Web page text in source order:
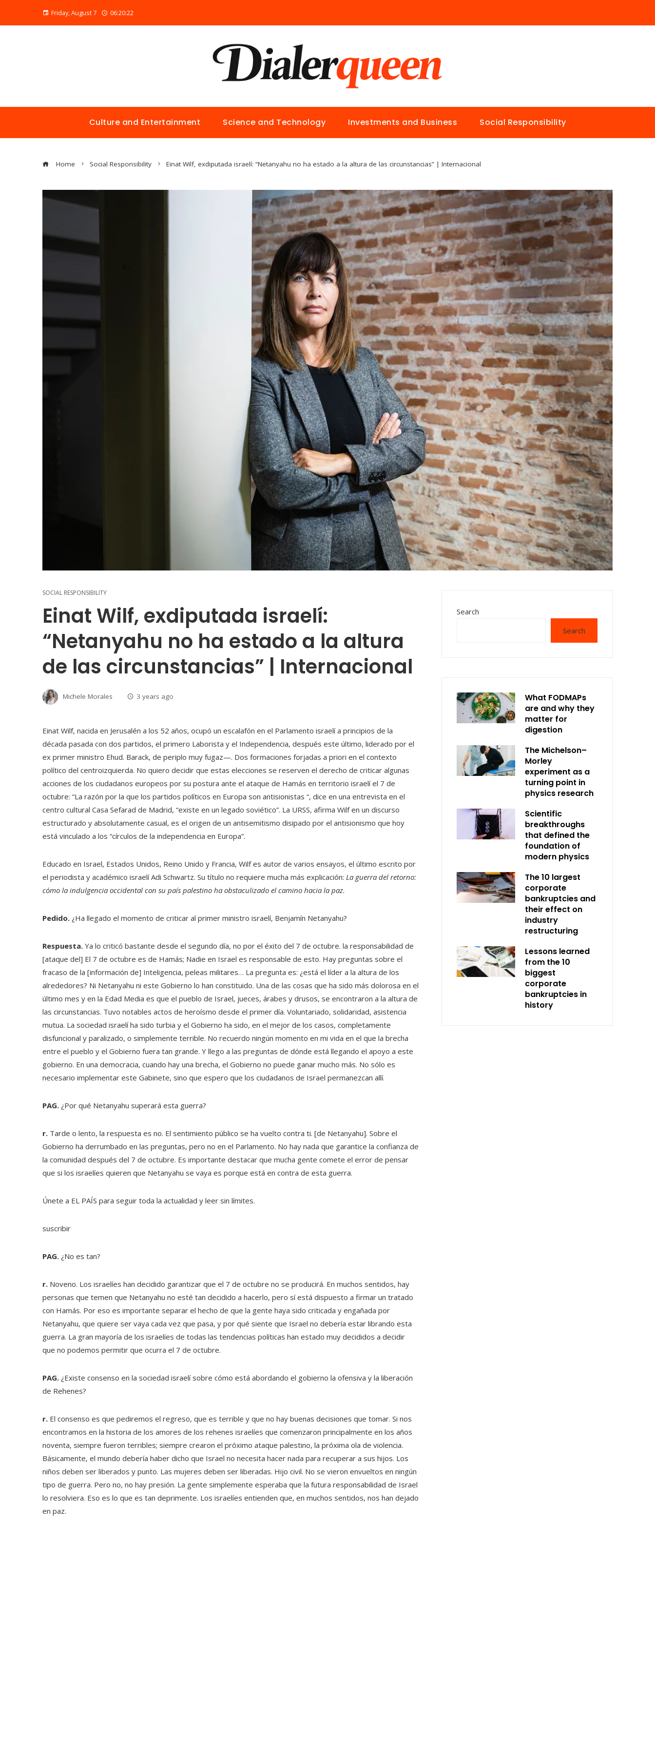
Friday, August 7 06:20:23
Culture and Entertainment Science and Technology Investments and Business Social Responsibility
Home Social Responsibility Einat Wilf, exdiputada israelí: “Netanyahu no ha estado a la altura de las circunstancias” | Internacional
SOCIAL RESPONSIBILITY
Einat Wilf, exdiputada israelí:
“Netanyahu no ha estado a la altura
de las circunstancias” | Internacional
Michele Morales 3 years ago
Einat Wilf, nacida en Jerusalén a los 52 años, ocupó un escalafón en el Parlamento israelí a principios de la
década pasada con dos partidos, el primero Laborista y el Independencia, después este último, liderado por el
ex primer ministro Ehud. Barack, de periplo muy fugaz—. Dos formaciones forjadas a priori en el contexto
político del centroizquierda. No quiero decidir que estas elecciones se reserven el derecho de criticar algunas
acciones de los ciudadanos europeos por su postura ante el ataque de Hamás en territorio israelí el 7 de
octubre: “La razón por la que los partidos políticos en Europa son antisionistas “, dice en una entrevista en el
centro cultural Casa Sefarad de Madrid, “existe en un legado soviético”. La URSS, afirma Wilf en un discurso
estructurado y absolutamente casual, es el origen de un antisemitismo disipado por el antisionismo que hoy
está vinculado a los “círculos de la independencia en Europa”.
Educado en Israel, Estados Unidos, Reino Unido y Francia, Wilf es autor de varios ensayos, el último escrito por
el periodista y académico israelí Adi Schwartz. Su título no requiere mucha más explicación: La guerra del retorno:
cómo la indulgencia occidental con su país palestino ha obstaculizado el camino hacia la paz.
Pedido. ¿Ha llegado el momento de criticar al primer ministro israelí, Benjamín Netanyahu?
Respuesta. Ya lo criticó bastante desde el segundo día, no por el éxito del 7 de octubre. la responsabilidad de
[ataque del] El 7 de octubre es de Hamás; Nadie en Israel es responsable de esto. Hay preguntas sobre el
fracaso de la [información de] Inteligencia, peleas militares… La pregunta es: ¿está el líder a la altura de los
alrededores? Ni Netanyahu ni este Gobierno lo han constituido. Una de las cosas que ha sido más dolorosa en el
último mes y en la Edad Media es que el pueblo de Israel, jueces, árabes y drusos, se encontraron a la altura de
las circunstancias. Tuvo notables actos de heroísmo desde el primer día. Voluntariado, solidaridad, asistencia
mutua. La sociedad israelí ha sido turbia y el Gobierno ha sido, en el mejor de los casos, completamente
disfuncional y paralizado, o simplemente terrible. No recuerdo ningún momento en mi vida en el que la brecha
entre el pueblo y el Gobierno fuera tan grande. Y llego a las preguntas de dónde está llegando el apoyo a este
gobierno. En una democracia, cuando hay una brecha, el Gobierno no puede ganar mucho más. No sólo es
necesario implementar este Gabinete, sino que espero que los ciudadanos de Israel permanezcan allí.
PAG. ¿Por qué Netanyahu superará esta guerra?
r. Tarde o lento, la respuesta es no. El sentimiento público se ha vuelto contra ti. [de Netanyahu]. Sobre el
Gobierno ha derrumbado en las preguntas, pero no en el Parlamento. No hay nada que garantice la confianza de
la comunidad después del 7 de octubre. Es importante destacar que mucha gente comete el error de pensar
que si los israelíes quieren que Netanyahu se vaya es porque está en contra de esta guerra.
Únete a EL PAÍS para seguir toda la actualidad y leer sin límites.
suscribir
PAG. ¿No es tan?
r. Noveno. Los israelíes han decidido garantizar que el 7 de octubre no se producirá. En muchos sentidos, hay
personas que temen que Netanyahu no esté tan decidido a hacerlo, pero sí está dispuesto a firmar un tratado
con Hamás. Por eso es importante separar el hecho de que la gente haya sido criticada y engañada por
Netanyahu, que quiere ser vaya cada vez que pasa, y por qué siente que Israel no debería estar librando esta
guerra. La gran mayoría de los israelíes de todas las tendencias políticas han estado muy decididos a decidir
que no podemos permitir que ocurra el 7 de octubre.
PAG. ¿Existe consenso en la sociedad israelí sobre cómo está abordando el gobierno la ofensiva y la liberación
de Rehenes?
r. El consenso es que pediremos el regreso, que es terrible y que no hay buenas decisiones que tomar. Si nos
encontramos en la historia de los amores de los rehenes israelíes que comenzaron principalmente en los años
noventa, siempre fueron terribles; siempre crearon el próximo ataque palestino, la próxima ola de violencia.
Básicamente, el mundo debería haber dicho que Israel no necesita hacer nada para recuperar a sus hijos. Los
niños deben ser liberados y punto. Las mujeres deben ser liberadas. Hijo civil. No se vieron envueltos en ningún
tipo de guerra. Pero no, no hay presión. La gente simplemente esperaba que la futura responsabilidad de Israel
lo resolviera. Eso es lo que es tan deprimente. Los israelíes entienden que, en muchos sentidos, nos han dejado
en paz.
Search
Search
What FODMAPs
are and why they
matter for
digestion
The Michelson–
Morley
experiment as a
turning point in
physics research
Scientific
breakthroughs
that defined the
foundation of
modern physics
The 10 largest
corporate
bankruptcies and
their effect on
industry
restructuring
Lessons learned
from the 10
biggest
corporate
bankruptcies in
history